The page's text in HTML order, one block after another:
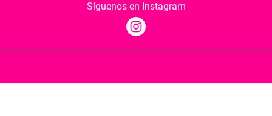
Síguenos en Instagram